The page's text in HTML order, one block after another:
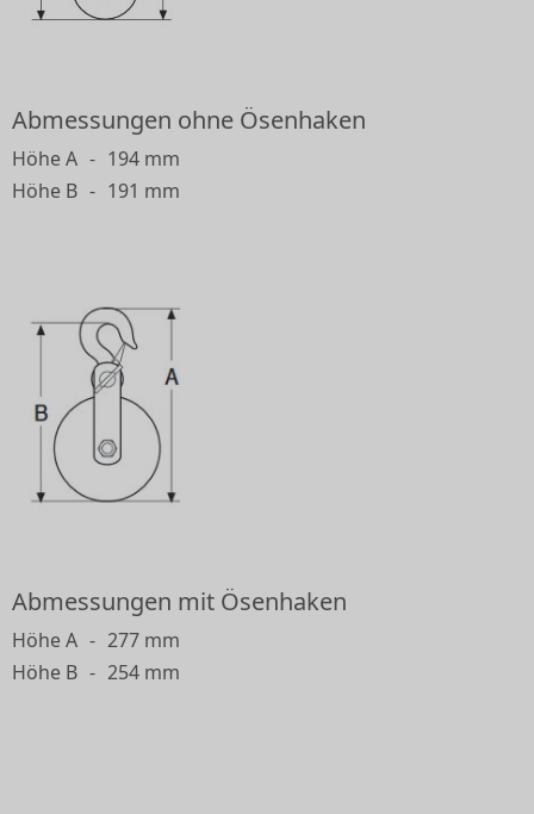
Abmessungen ohne Ösenhaken
Höhe A - 194 mm
Höhe B - 191 mm
Abmessungen mit Ösenhaken
Höhe A - 277 mm
Höhe B - 254 mm